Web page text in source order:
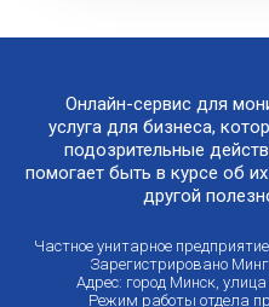
Онлайн-сервис для
услуга для бизнеса,
подозрительные
помогает быть в курсе об
другой
Частное унитарное
Зарегистрировано
Адрес: город Минск,
Режим работы отдела